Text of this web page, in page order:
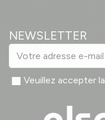
NEWSLETTER
Veuillez accepter la